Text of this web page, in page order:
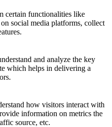
certain functionalities like
social media platforms, collect
and analyze the key
which helps in delivering a
how visitors interact with
information on metrics the
source, etc.